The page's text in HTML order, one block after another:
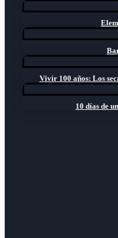
Vivir 100 años: Los
10 días de